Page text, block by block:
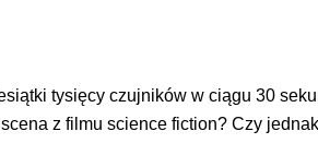
tysięcy czujników w ciągu 30
z filmu science fiction? Czy